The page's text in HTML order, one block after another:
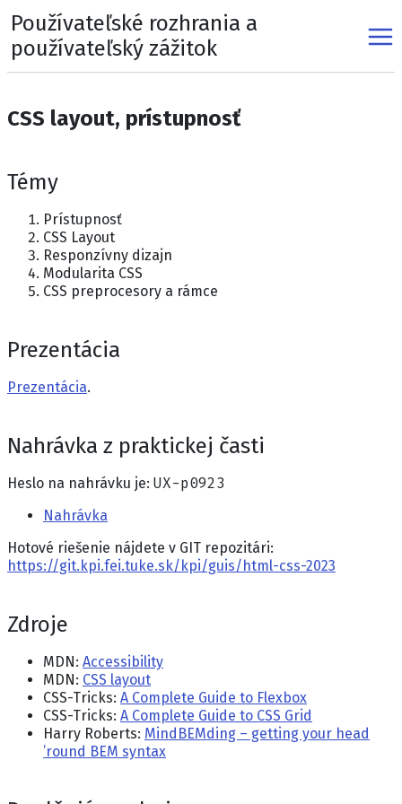
Používateľské rozhrania a
používateľský zážitok
CSS layout, prístupnosť
Témy
Prístupnosť
CSS Layout
Responzívny dizajn
Modularita CSS
CSS preprocesory a rámce
Prezentácia
Prezentácia.
Nahrávka z praktickej časti
Heslo na nahrávku je: UX-p0923
Nahrávka
Hotové riešenie nájdete v GIT repozitári:
https://git.kpi.fei.tuke.sk/kpi/guis/html-css-2023
Zdroje
MDN: Accessibility
MDN: CSS layout
CSS-Tricks: A Complete Guide to Flexbox
CSS-Tricks: A Complete Guide to CSS Grid
Harry Roberts: MindBEMding – getting your head
’round BEM syntax